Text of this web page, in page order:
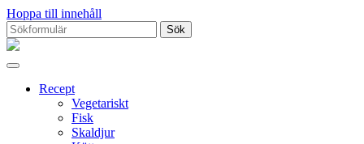
Hoppa till innehåll
Sök
efter:Proppmätt
Recept
Vegetariskt
Fisk
Skaldjur